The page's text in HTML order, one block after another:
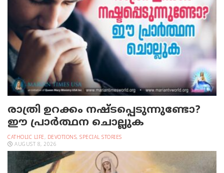
രാത്രി ഉറക്കം നഷ്ടപ്പെടുന്നുണ്ടോ?
ഈ പ്രാര്‍ത്ഥന ചൊല്ലുക
CATHOLIC LIFE, DEVOTIONS, SPECIAL STORIES
AUGUST 8, 2026